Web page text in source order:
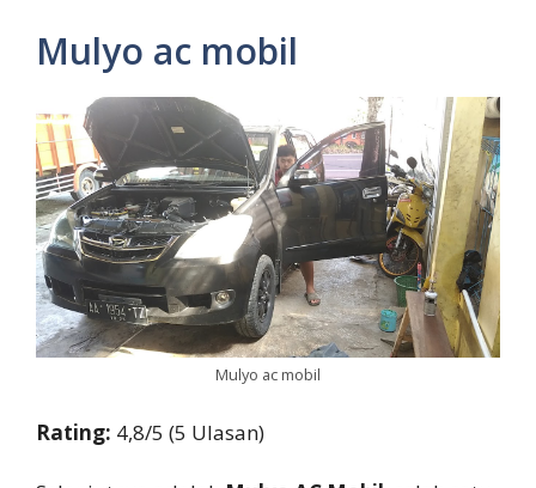
Mulyo ac mobil
Mulyo ac mobil
Rating: 4,8/5 (5 Ulasan)